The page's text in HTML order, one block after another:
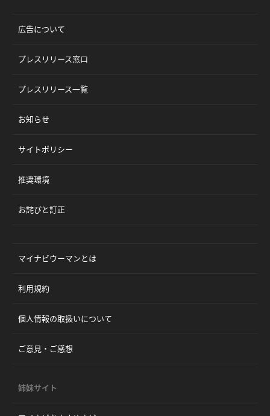
広告について
プレスリリース窓口
プレスリリース一覧
お知らせ
サイトポリシー
推奨環境
お詫びと訂正
マイナビウーマンとは
利用規約
個人情報の取扱いについて
ご意見・ご感想
姉妹サイト